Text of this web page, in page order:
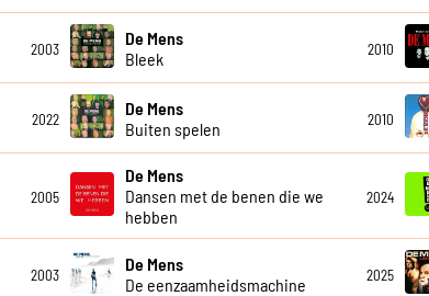
2003
De Mens
Bleek
2010
2022
De Mens
Buiten spelen
2010
2005
De Mens
Dansen met de benen die we
hebben
2024
2003
De Mens
De eenzaamheidsmachine
2025